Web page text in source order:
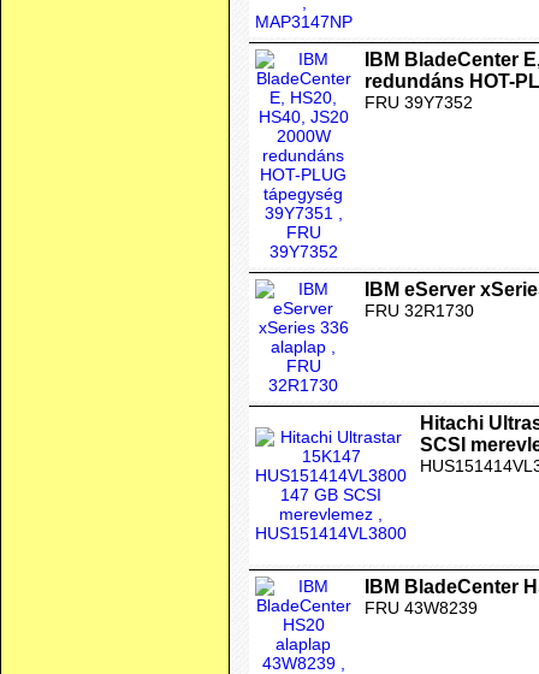
IBM BladeCenter
redundáns HOT-
FRU 39Y7352
IBM eServer
FRU 32R1730
Hitachi
SCSI
IBM BladeCenter
FRU 43W8239